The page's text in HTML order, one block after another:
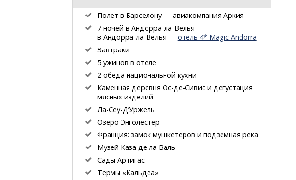
Полет в Барселону — авиакомпания Аркия
7 ночей в Андорра-ла-Велья
в Андорра-ла-Велья — отель 4* Magic Andorra
Завтраки
5 ужинов в отеле
2 обеда национальной кухни
Каменная деревня Ос-де-Сивиси дегустация
мясных изделий
Ла-Сеу-Д’Уржель
Озеро Энголестер
Франция: замок мушкетеров и подземная река
Музей Каза де ла Валь
Сады Артигас
Термы «Кальдеа»